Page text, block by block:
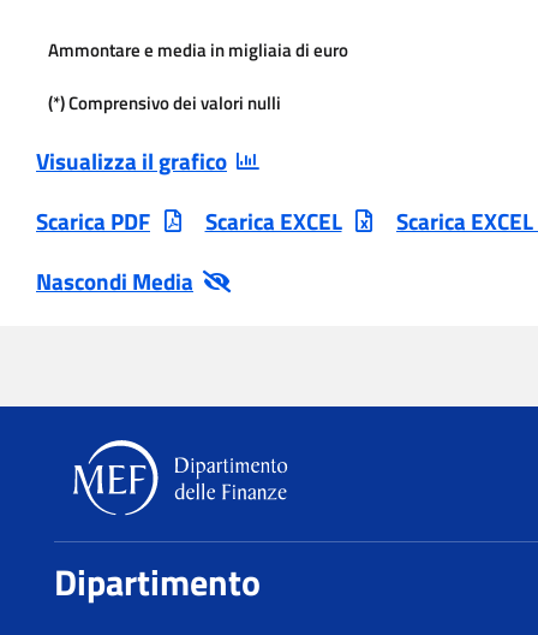
Ammontare e media in migliaia di euro
(*) Comprensivo dei valori nulli